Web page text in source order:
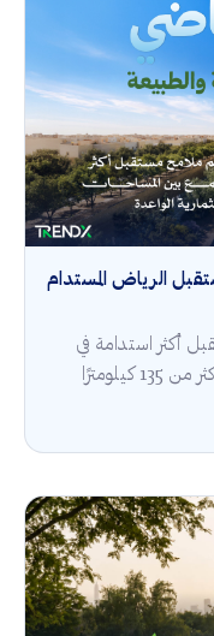
الرياض المستدام
أكثر استدامة في
مدينة الرياض، عبر شريان أخضر يمتد لأكثر من 135 كيلومترًا